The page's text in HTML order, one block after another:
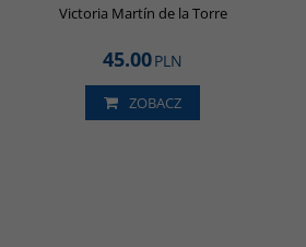
Victoria Martín de la Torre
45.00PLN
ZOBACZ